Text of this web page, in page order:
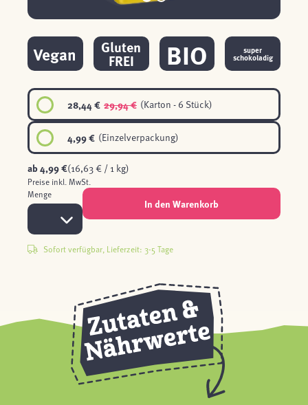
Vegan Gluten
FREI BIO super
schokoladig
28,44 € 29,94 € (Karton - 6 Stück)
4,99 € (Einzelverpackung)
ab4,99 €(16,63 € / 1 kg)
Preise inkl. MwSt.
Menge
In den Warenkorb
Sofort verfügbar, Lieferzeit: 3-5 Tage